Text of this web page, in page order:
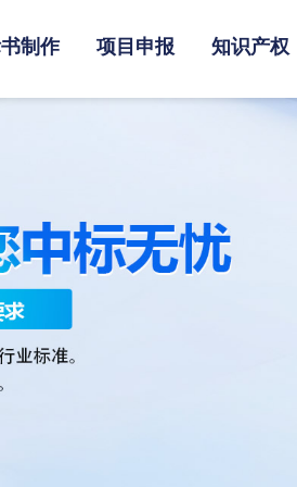
制作 项目申报 知识产权